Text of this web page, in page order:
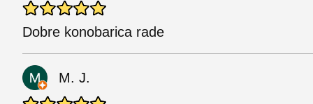
Dobre konobarica rade
M. J.